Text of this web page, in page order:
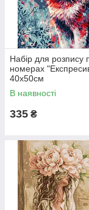
Набір для розпису
номерах
40х50см
В наявності
335 ₴